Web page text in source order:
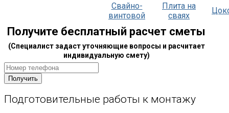
Свайно-
винтовой
Плита на
сваях
Получите бесплатный расчет сметы
(Специалист задаст уточняющие вопросы и расчитает
индивидуальную смету)
Подготовительные работы к монтажу